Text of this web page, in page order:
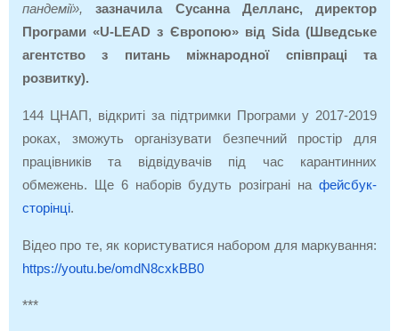
пандемії»,зазначила Сусанна Делланс, директор
Програми «U-LEAD з Європою» від Sida (Шведське
агентство з питань міжнародної співпраці та
розвитку).
144 ЦНАП, відкриті за підтримки Програми у 2017-2019
роках, зможуть організувати безпечний простір для
працівників та відвідувачів під час карантинних
обмежень. Ще 6 наборів будуть розіграні на фейсбук-
сторінці.
Відео про те, як користуватися набором для маркування:
https://youtu.be/omdN8cxkBB0
***